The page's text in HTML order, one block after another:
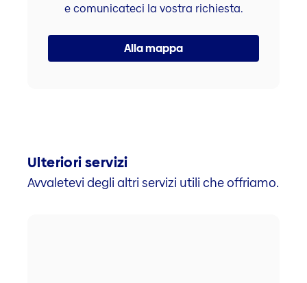
e comunicateci la vostra richiesta.
Alla mappa
Ulteriori servizi
Avvaletevi degli altri servizi utili che offriamo.